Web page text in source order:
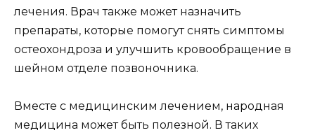
лечения. Врач также может назначить
препараты, которые помогут снять симптомы
остеохондроза и улучшить кровообращение в
шейном отделе позвоночника.
Вместе с медицинским лечением, народная
медицина может быть полезной. В таких